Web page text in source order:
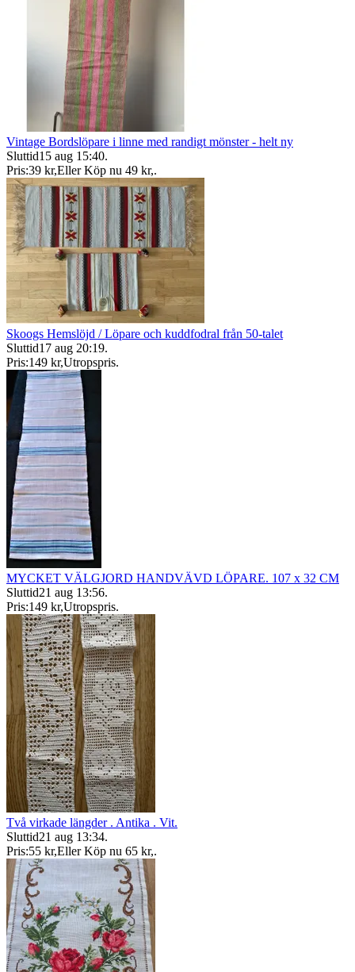
Vintage Bordslöpare i linne med randigt mönster - helt ny
Sluttid15 aug 15:40.
Pris:39 kr,Eller Köp nu 49 kr,.
Skoogs Hemslöjd / Löpare och kuddfodral från 50-talet
Sluttid17 aug 20:19.
Pris:149 kr,Utropspris.
MYCKET VÄLGJORD HANDVÄVD LÖPARE. 107 x 32 CM
Sluttid21 aug 13:56.
Pris:149 kr,Utropspris.
Två virkade längder . Antika . Vit.
Sluttid21 aug 13:34.
Pris:55 kr,Eller Köp nu 65 kr,.